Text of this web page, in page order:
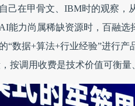
己在甲骨文、IBM时的观察，
能力尚属稀缺资源时，百融选
“数据+算法+行业经验”进行
按调用收费是技术价值可衡量